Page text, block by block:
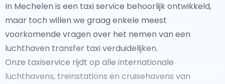
In Mechelen is een taxi service behoorlijk ontwikkeld,
maar toch willen we graag enkele meest
voorkomende vragen over het nemen van een
luchthaven transfer taxi verduidelijken.
Onze taxiservice rijdt op alle internationale
luchthavens, treinstations en cruisehavens van